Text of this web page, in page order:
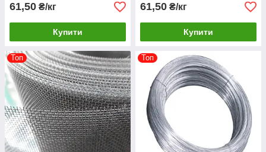
61,50 ₴/кг
Купити
61,50 ₴/кг
Купити
Топ Топ